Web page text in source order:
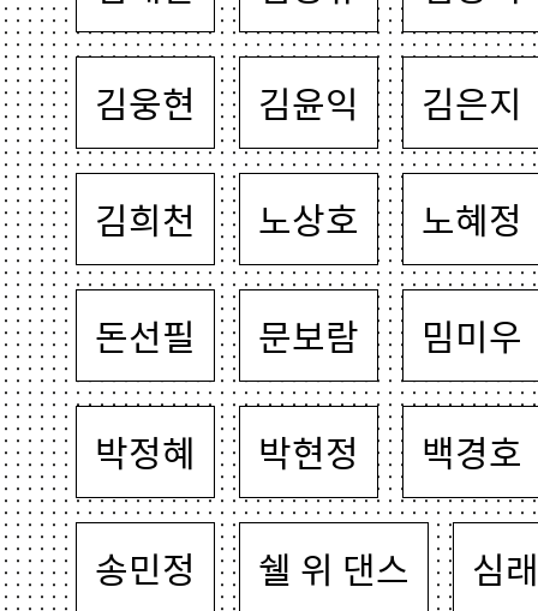
김웅현 김윤익 김은지
김희천 노상호 노혜정
돈선필 문보람 밈미우
박정혜 박현정 백경호
송민정 쉘 위 댄스 심